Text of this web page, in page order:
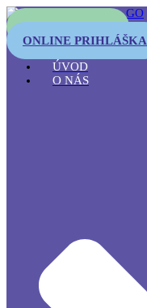
ONLINE PRIHLÁŠKA
ÚVOD
O NÁS